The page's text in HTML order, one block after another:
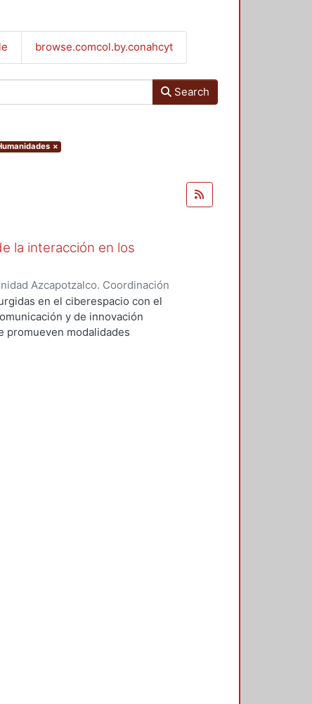
browse.comcol.by.conahcyt
Search
×
la interacción en los
Azcapotzalco. Coordinación
ROBLES, RAUL
en el ciberespacio con el
y de innovación
promueven modalidades